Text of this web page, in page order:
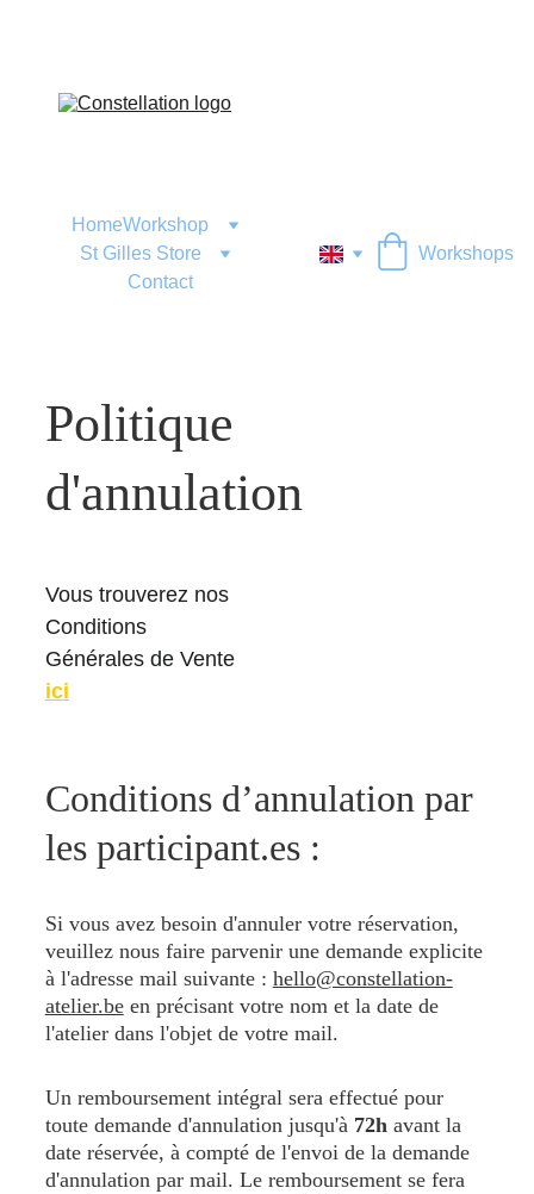
HomeWorkshop
St Gilles Store
Contact
Workshops
Politique
d'annulation
Conditions d’annulation par
les participant.es :
Si vous avez besoin d'annuler votre réservation,
veuillez nous faire parvenir une demande explicite
à l'adresse mail suivante : hello@constellation-
atelier.be en précisant votre nom et la date de
l'atelier dans l'objet de votre mail.
Un remboursement intégral sera effectué pour
toute demande d'annulation jusqu'à 72h avant la
date réservée, à compté de l'envoi de la demande
d'annulation par mail. Le remboursement se fera
Vous trouverez nos
Conditions
Générales de Vente
ici